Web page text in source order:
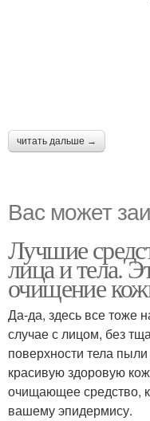
читать дальше →
Вас может
Лучшие
лица и тела.
очищение
Да-да, здесь все тоже
случае с лицом, без
поверхности тела
красивую здоровую
очищающее средство,
вашему эпидермису.